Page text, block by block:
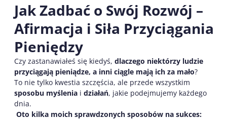
Jak Zadbać o Swój Rozwój –
Afirmacja i Siła Przyciągania
Pieniędzy
Czy zastanawiałeś się kiedyś, dlaczego niektórzy ludzie
przyciągają pieniądze, a inni ciągle mają ich za mało?
To nie tylko kwestia szczęścia, ale przede wszystkim
sposobu myślenia i działań, jakie podejmujemy każdego
dnia.
Oto kilka moich sprawdzonych sposobów na sukces: